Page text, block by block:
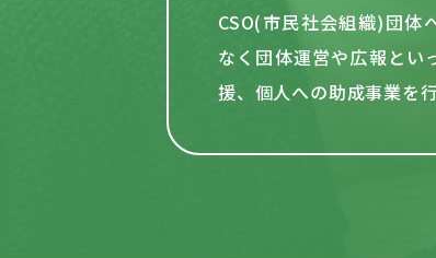
CSO(市民社会組織)団体
なく団体運営や広報とい
援、個人への助成事業を行